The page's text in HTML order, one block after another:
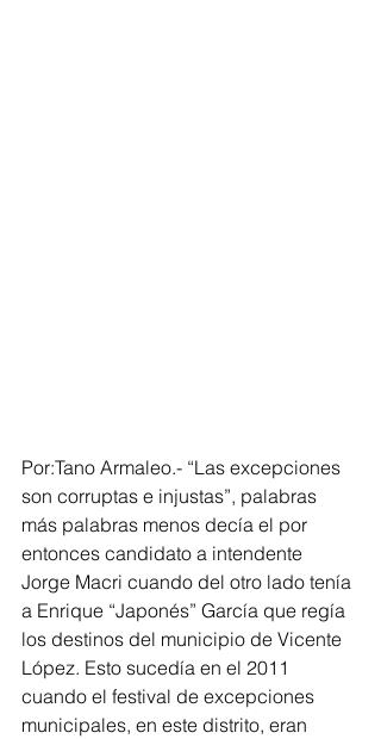
Por:Tano Armaleo.- “Las excepciones
son corruptas e injustas”, palabras
más palabras menos decía el por
entonces candidato a intendente
Jorge Macri cuando del otro lado tenía
a Enrique “Japonés” García que regía
los destinos del municipio de Vicente
López. Esto sucedía en el 2011
cuando el festival de excepciones
municipales, en este distrito, eran